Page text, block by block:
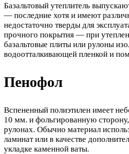
Базальтовый утеплитель
— последние хотя и имеют
недостаточно тверды для
прочного покрытия — при
базальтовые плиты или рулоны
водоотталкивающей пленкой и
Пенофол
Вспененный полиэтилен имеет
10 мм. и фольгированную
рулонах. Обычно материал
ламинат или в качестве
укладке каменной ваты.